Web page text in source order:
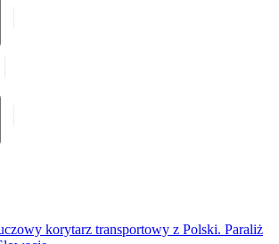
korytarz transportowy z Polski. Paraliż